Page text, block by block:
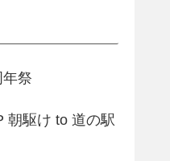
祭
朝駆け to 道の駅